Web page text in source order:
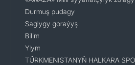
Durmuş pudagy
Saglygy goraýyş
Bilim
Ylym
TÜRKMENISTANYŇ HALKARA